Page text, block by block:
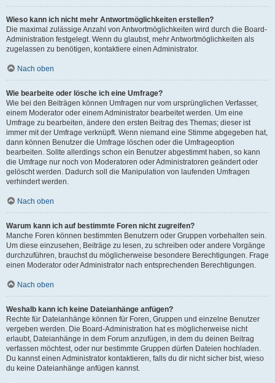
Wieso kann ich nicht mehr Antwortmöglichkeiten erstellen?
Die maximal zulässige Anzahl von Antwortmöglichkeiten wird durch die Board-
Administration festgelegt. Wenn du glaubst, mehr Antwortmöglichkeiten als
zugelassen zu benötigen, kontaktiere einen Administrator.
Nach oben
Wie bearbeite oder lösche ich eine Umfrage?
Wie bei den Beiträgen können Umfragen nur vom ursprünglichen Verfasser,
einem Moderator oder einem Administrator bearbeitet werden. Um eine
Umfrage zu bearbeiten, ändere den ersten Beitrag des Themas; dieser ist
immer mit der Umfrage verknüpft. Wenn niemand eine Stimme abgegeben hat,
dann können Benutzer die Umfrage löschen oder die Umfrageoption
bearbeiten. Sollte allerdings schon ein Benutzer abgestimmt haben, so kann
die Umfrage nur noch von Moderatoren oder Administratoren geändert oder
gelöscht werden. Dadurch soll die Manipulation von laufenden Umfragen
verhindert werden.
Nach oben
Warum kann ich auf bestimmte Foren nicht zugreifen?
Manche Foren können bestimmten Benutzern oder Gruppen vorbehalten sein.
Um diese einzusehen, Beiträge zu lesen, zu schreiben oder andere Vorgänge
durchzuführen, brauchst du möglicherweise besondere Berechtigungen. Frage
einen Moderator oder Administrator nach entsprechenden Berechtigungen.
Nach oben
Weshalb kann ich keine Dateianhänge anfügen?
Rechte für Dateianhänge können für Foren, Gruppen und einzelne Benutzer
vergeben werden. Die Board-Administration hat es möglicherweise nicht
erlaubt, Dateianhänge in dem Forum anzufügen, in dem du deinen Beitrag
verfassen möchtest, oder nur bestimmte Gruppen dürfen Dateien hochladen.
Du kannst einen Administrator kontaktieren, falls du dir nicht sicher bist, wieso
du keine Dateianhänge anfügen kannst.